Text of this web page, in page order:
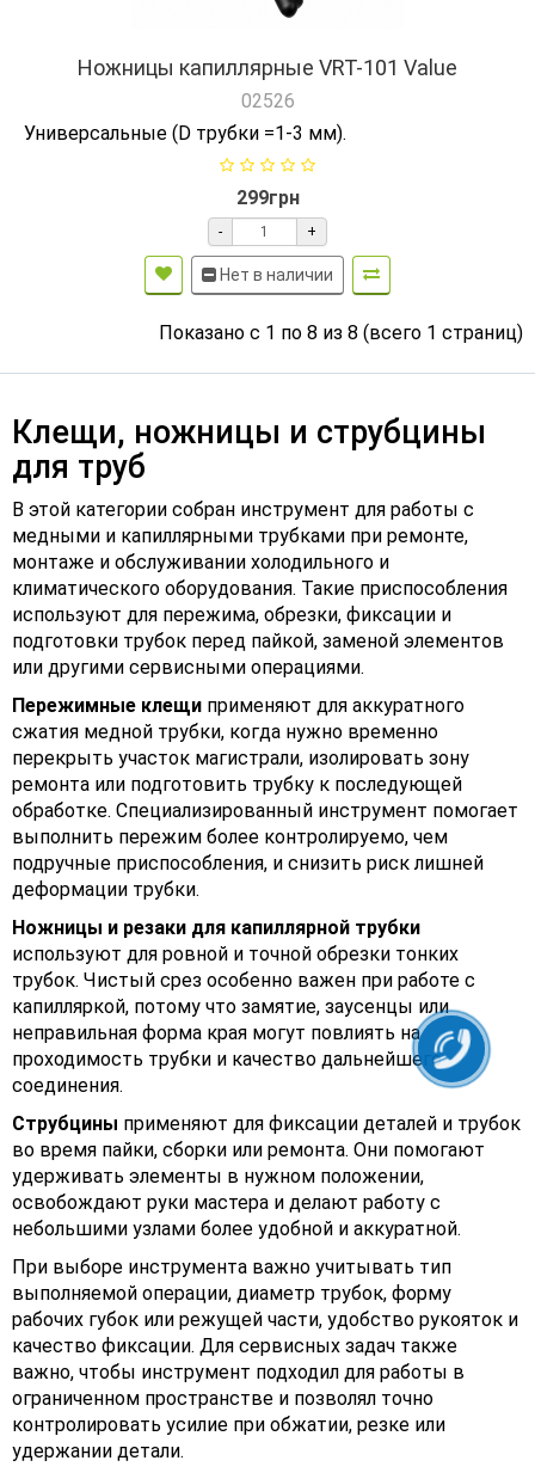
Ножницы капиллярные VRT-101 Value
02526
Универсальные (D трубки =1-3 мм).
299грн
- +
Нет в наличии
Показано с 1 по 8 из 8 (всего 1 страниц)
Клещи, ножницы и струбцины
для труб
В этой категории собран инструмент для работы с
медными и капиллярными трубками при ремонте,
монтаже и обслуживании холодильного и
климатического оборудования. Такие приспособления
используют для пережима, обрезки, фиксации и
подготовки трубок перед пайкой, заменой элементов
или другими сервисными операциями.
Пережимные клещи применяют для аккуратного
сжатия медной трубки, когда нужно временно
перекрыть участок магистрали, изолировать зону
ремонта или подготовить трубку к последующей
обработке. Специализированный инструмент помогает
выполнить пережим более контролируемо, чем
подручные приспособления, и снизить риск лишней
деформации трубки.
Ножницы и резаки для капиллярной трубки
используют для ровной и точной обрезки тонких
трубок. Чистый срез особенно важен при работе с
капилляркой, потому что замятие, заусенцы или
неправильная форма края могут повлиять на
проходимость трубки и качество дальнейшего
соединения.
Струбцины применяют для фиксации деталей и трубок
во время пайки, сборки или ремонта. Они помогают
удерживать элементы в нужном положении,
освобождают руки мастера и делают работу с
небольшими узлами более удобной и аккуратной.
При выборе инструмента важно учитывать тип
выполняемой операции, диаметр трубок, форму
рабочих губок или режущей части, удобство рукояток и
качество фиксации. Для сервисных задач также
важно, чтобы инструмент подходил для работы в
ограниченном пространстве и позволял точно
контролировать усилие при обжатии, резке или
удержании детали.